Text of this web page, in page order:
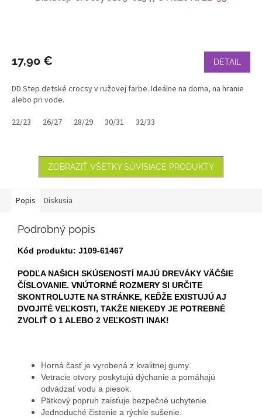
17,90 € DETAIL
DD Step detské crocsy v ružovej farbe. Ideálne na doma, na hranie
alebo pri vode.
22/23
26/27 28/29 30/31 32/33
ZOBRAZIŤ VŠETKY SÚVISIACE PRODUKTY
Popis Diskusia
Podrobný popis
Kód produktu: J109-61467
PODĽA NAŠICH SKÚSENOSTÍ MAJÚ DREVÁKY VÄČŠIE
ČÍSLOVANIE. VNÚTORNÉ ROZMERY SI URČITE
SKONTROLUJTE NA STRÁNKE, KEĎŽE EXISTUJÚ AJ
DVOJITÉ VEĽKOSTI, TAKŽE NIEKEDY JE POTREBNÉ
ZVOLIŤ O 1 ALEBO 2 VEĽKOSTI INAK!
Horná časť je vyrobená z kvalitnej gumy.
Vetracie otvory poskytujú dýchanie a pomáhajú
odvádzať vodu a piesok.
Pätkový popruh zaisťuje bezpečné uchytenie.
Jednoduché čistenie a rýchle sušenie.